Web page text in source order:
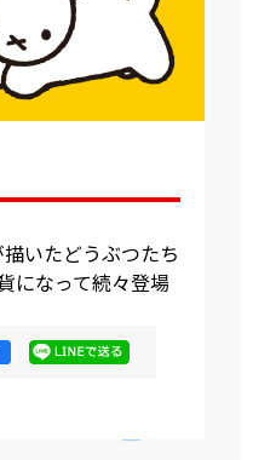
いたどうぶつたち
になって続々登場